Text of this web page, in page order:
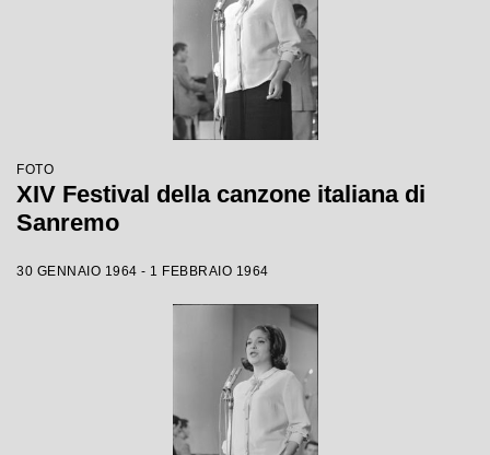
FOTO
XIV Festival della canzone italiana di
Sanremo
30 GENNAIO 1964 - 1 FEBBRAIO 1964